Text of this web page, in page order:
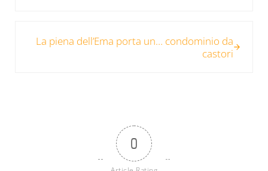
La piena dell’Ema porta un… condominio da
castori
0